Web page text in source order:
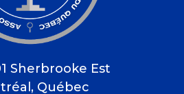
Sherbrooke Est
Québec